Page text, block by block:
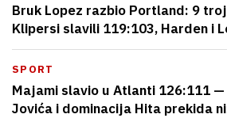
Bruk Lopez razbio Portland: 9
Klipersi slavili 119:103, Harden i
SPORT
Majami slavio u Atlanti 126:111
Jovića i dominacija Hita prekida